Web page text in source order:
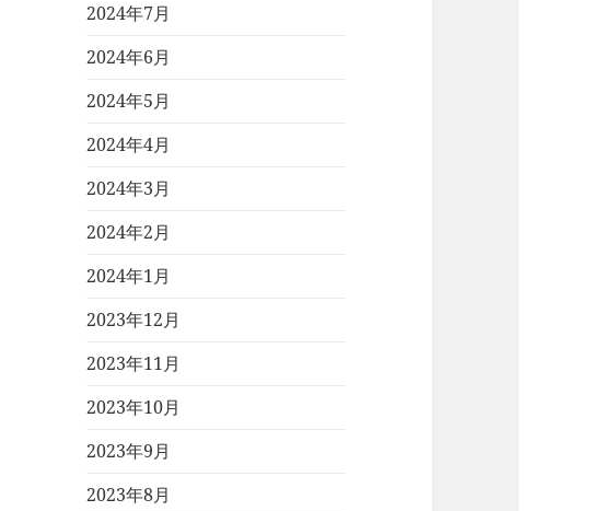
2024年7月
2024年6月
2024年5月
2024年4月
2024年3月
2024年2月
2024年1月
2023年12月
2023年11月
2023年10月
2023年9月
2023年8月